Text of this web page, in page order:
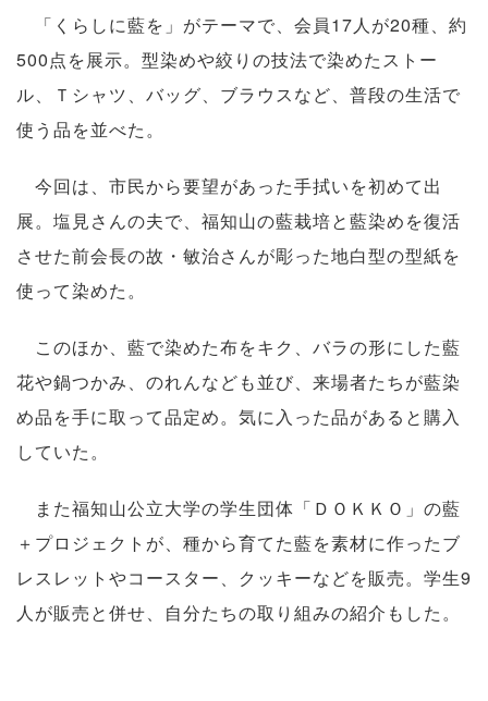
「くらしに藍を」がテーマで、会員17人が20種、約
500点を展示。型染めや絞りの技法で染めたストー
ル、Ｔシャツ、バッグ、ブラウスなど、普段の生活で
使う品を並べた。
今回は、市民から要望があった手拭いを初めて出
展。塩見さんの夫で、福知山の藍栽培と藍染めを復活
させた前会長の故・敏治さんが彫った地白型の型紙を
使って染めた。
このほか、藍で染めた布をキク、バラの形にした藍
花や鍋つかみ、のれんなども並び、来場者たちが藍染
め品を手に取って品定め。気に入った品があると購入
していた。
また福知山公立大学の学生団体「ＤＯＫＫＯ」の藍
＋プロジェクトが、種から育てた藍を素材に作ったブ
レスレットやコースター、クッキーなどを販売。学生9
人が販売と併せ、自分たちの取り組みの紹介もした。